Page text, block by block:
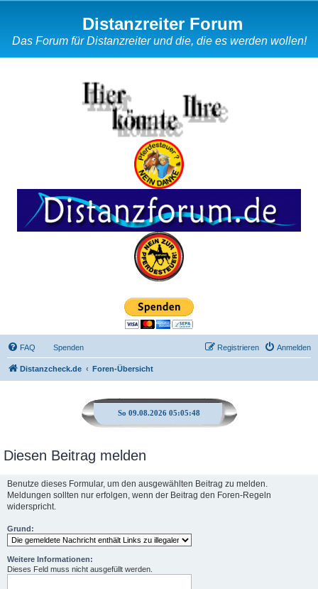
Distanzreiter Forum
Das Forum für Distanzreiter und die, die es werden wollen!
FAQ Spenden Anmelden
Registrieren
Distanzcheck.de Foren-Übersicht
So 09.08.2026 05:05:48
Diesen Beitrag melden
Benutze dieses Formular, um den ausgewählten Beitrag zu melden.
Meldungen sollten nur erfolgen, wenn der Beitrag den Foren-Regeln
widerspricht.
Grund:
Weitere Informationen:
Dieses Feld muss nicht ausgefüllt werden.